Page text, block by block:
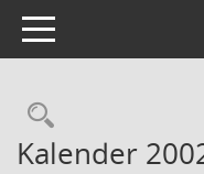
Toggle navigation
Kalender